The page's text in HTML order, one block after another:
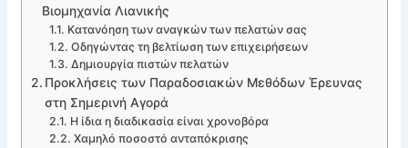
Βιομηχανία Λιανικής
Κατανόηση των αναγκών των πελατών σας
Οδηγώντας τη βελτίωση των επιχειρήσεων
Δημιουργία πιστών πελατών
Προκλήσεις των Παραδοσιακών Μεθόδων Έρευνας
στη Σημερινή Αγορά
Η ίδια η διαδικασία είναι χρονοβόρα
Χαμηλό ποσοστό ανταπόκρισης